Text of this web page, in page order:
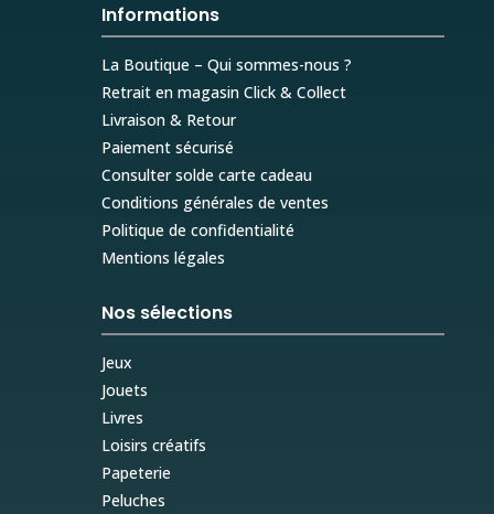
Informations
La Boutique – Qui sommes-nous ?
Retrait en magasin Click & Collect
Livraison & Retour
Paiement sécurisé
Consulter solde carte cadeau
Conditions générales de ventes
Politique de confidentialité
Mentions légales
Nos sélections
Jeux
Jouets
Livres
Loisirs créatifs
Papeterie
Peluches